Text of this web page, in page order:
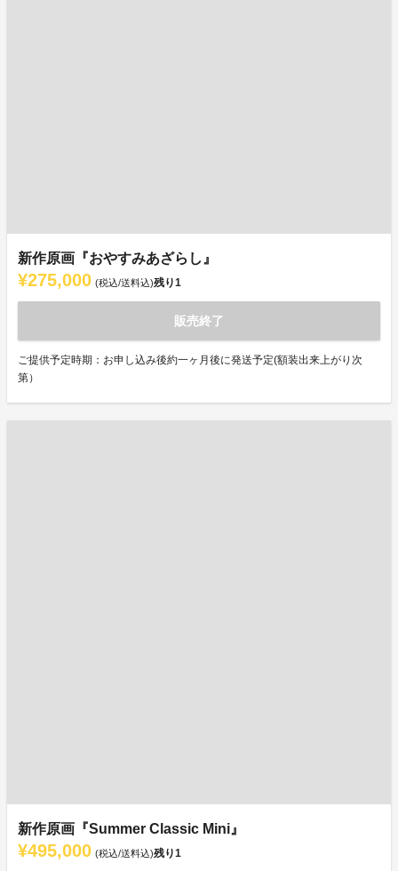
新作原画『おやすみあざらし』
¥275,000 (税込/送料込)残り1
販売終了
ご提供予定時期：お申し込み後約一ヶ月後に発送予定(額装出来上がり次
第）
新作原画『Summer Classic Mini』
¥495,000 (税込/送料込)残り1